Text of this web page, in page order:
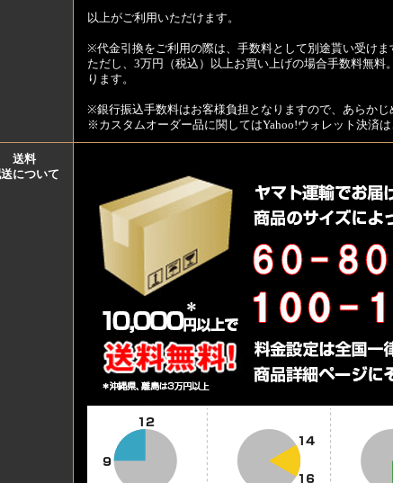
以上がご利用いただけます。
※代金引換をご利用の際は、手数料として別途貰い受けま
ただし、3万円（税込）以上お買い上げの場合手数料無
ります。
※銀行振込手数料はお客様負担となりますので、あらかじ
※カスタムオーダー品に関してはYahoo!ウォレット決済
送料
について